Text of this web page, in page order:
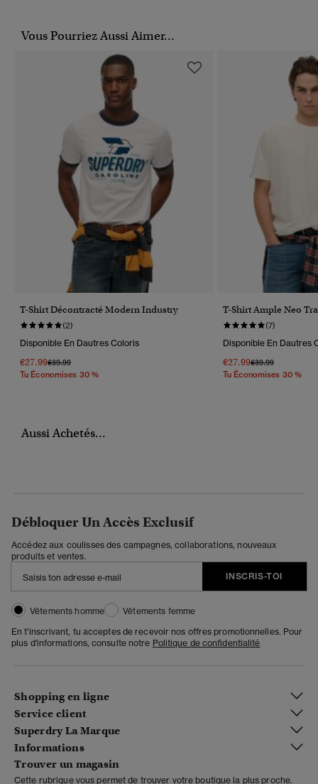
Vous Pourriez Aussi Aimer...
T-Shirt Décontracté Modern Industry
(2)
Disponible En Dautres Coloris
€27.99Prix Réduit De
€39.99À
Tu Économises 30 %
T-Shirt Ample Neo
(7)
Disponible En Dautres
€27.99Prix Réduit De
€39.99À
Tu Économises 30 %
Aussi Achetés...
Débloquer Un Accès Exclusif
Accédez aux coulisses des campagnes, collaborations, nouveaux
produits et ventes.
INSCRIS-TOI
Vêtements homme
Vêtements femme
En t'inscrivant, tu acceptes de recevoir nos offres promotionnelles. Pour
plus d'informations, consulte notre Politique de confidentialité
Shopping en ligne
Service client
Superdry La Marque
Informations
Trouver un magasin
Cette rubrique vous permet de trouver votre boutique la plus proche.